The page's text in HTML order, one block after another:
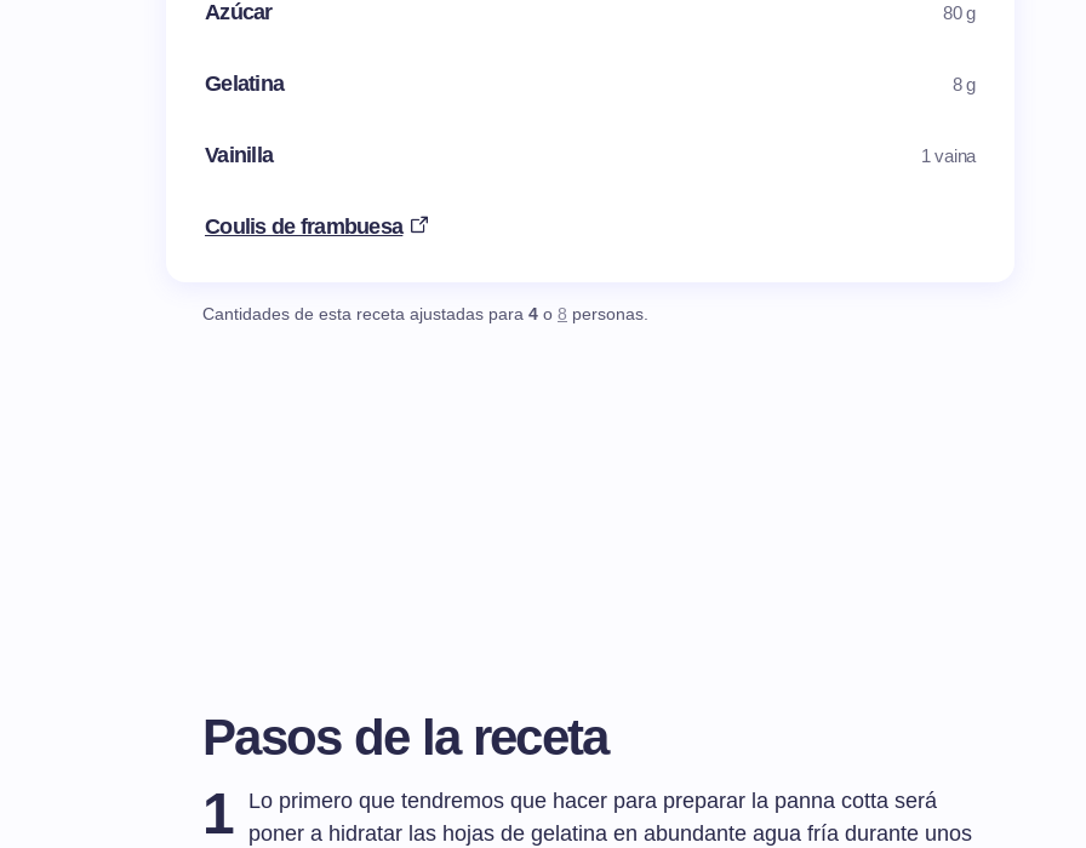
Azúcar 80 g
Gelatina 8 g
Vainilla 1 vaina
Coulis de frambuesa
Cantidades de esta receta ajustadas para 4 o 8 personas.
Pasos de la receta
1
Lo primero que tendremos que hacer para preparar la panna cotta será
poner a hidratar las hojas de gelatina en abundante agua fría durante unos